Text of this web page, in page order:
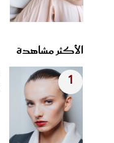
الأكثر مشاهدة
1